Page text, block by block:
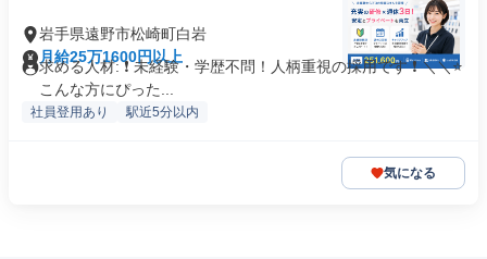
岩手県遠野市松崎町白岩
月給25万1600円以上
求める人材: ❗ 未経験・学歴不問！人柄重視の採用です ❗ ＼＼⭐
こんな方にぴった...
社員登用あり 駅近5分以内
気になる